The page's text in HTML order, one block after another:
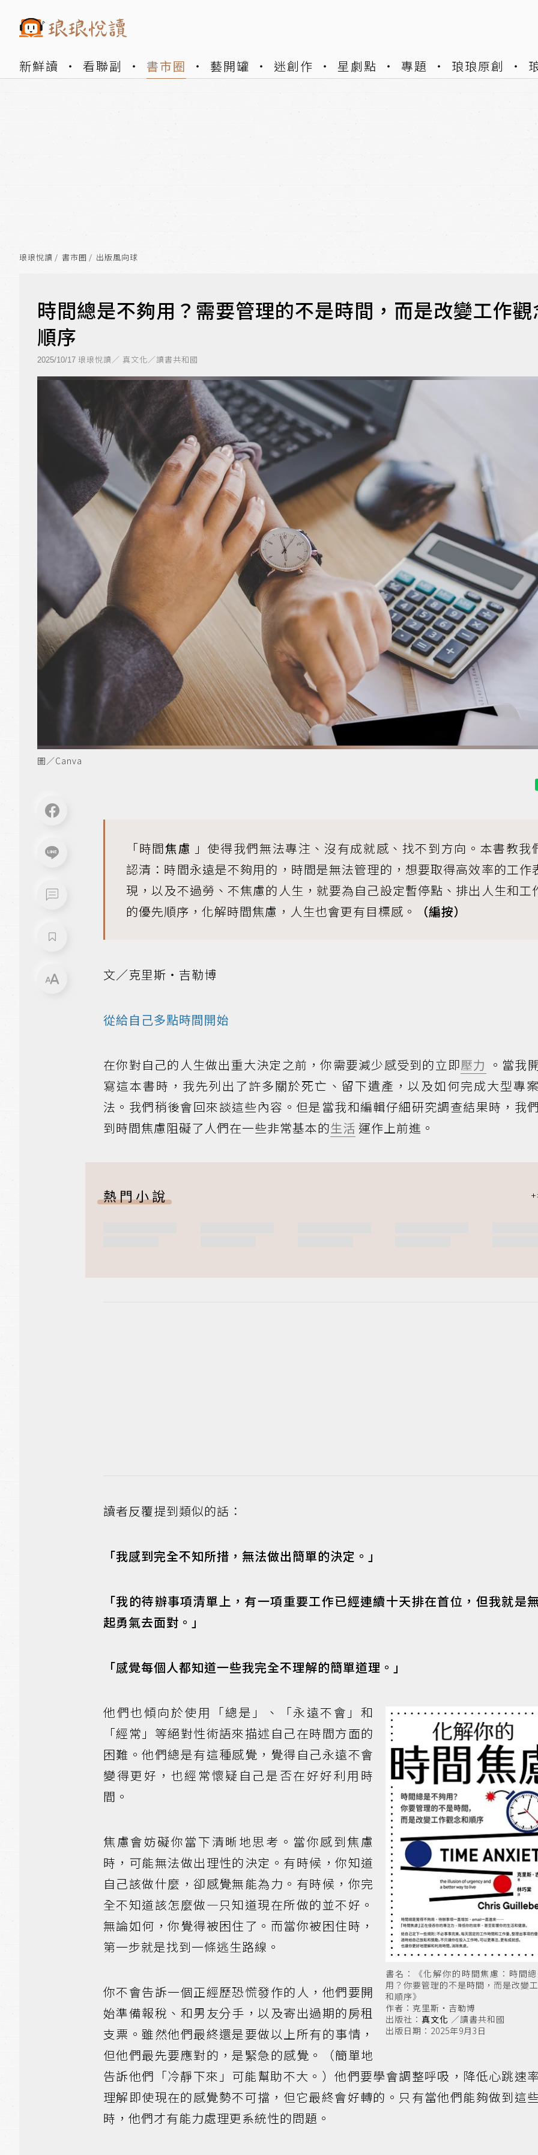
新鮮讀 看聯副 書市圈 藝開罐 迷創作 星劇點 專題 琅琅原創
琅琅悅讀 書市圈 出版風向球
時間總是不夠用？需要管理的不是時間，而是改變工作
順序
2025/10/17 琅琅悅讀／ 真文化／讀書共和國
圖／Canva
「時間焦慮 」使得我們無法專注、沒有成就感、找不到方向。本書教我
認清：時間永遠是不夠用的，時間是無法管理的，想要取得高效率的工作
現，以及不過勞、不焦慮的人生，就要為自己設定暫停點、排出人生和工
的優先順序，化解時間焦慮，人生也會更有目標感。
（編按）
文／克里斯・吉勒博
從給自己多點時間開始
在你對自己的人生做出重大決定之前，你需要減少感受到的立即壓力 。當我
寫這本書時，我先列出了許多關於死亡、留下遺產，以及如何完成大型專
法。我們稍後會回來談這些內容。但是當我和編輯仔細研究調查結果時，我
到時間焦慮阻礙了人們在一些非常基本的生活 運作上前進。
熱門小說
讀者反覆提到類似的話：
「我感到完全不知所措，無法做出簡單的決定。」
「我的待辦事項清單上，有一項重要工作已經連續十天排在首位，但我就是
起勇氣去面對。」
「感覺每個人都知道一些我完全不理解的簡單道理。」
書名：《化解你的時間焦慮：時間
用？你要管理的不是時間，而是改變
和順序》
作者：克里斯・吉勒博
出版社： 真文化 ／讀書共和國
出版日期：2025年9月3日
他們也傾向於使用「總是」、「永遠不會」和
「經常」等絕對性術語來描述自己在時間方面的
困難。他們總是有這種感覺，覺得自己永遠不會
變得更好，也經常懷疑自己是否在好好利用時
間。
焦慮會妨礙你當下清晰地思考。當你感到焦慮
時，可能無法做出理性的決定。有時候，你知道
自己該做什麼，卻感覺無能為力。有時候，你完
全不知道該怎麼做—只知道現在所做的並不好。
無論如何，你覺得被困住了。而當你被困住時，
第一步就是找到一條逃生路線。
你不會告訴一個正經歷恐慌發作的人，他們要開
始準備報稅、和男友分手，以及寄出過期的房租
支票。雖然他們最終還是要做以上所有的事情，
但他們最先要應對的，是緊急的感覺。（簡單地
告訴他們「冷靜下來」可能幫助不大。）他們要學會調整呼吸，降低心跳速
理解即使現在的感覺勢不可擋，但它最終會好轉的。只有當他們能夠做到這
時，他們才有能力處理更系統性的問題。